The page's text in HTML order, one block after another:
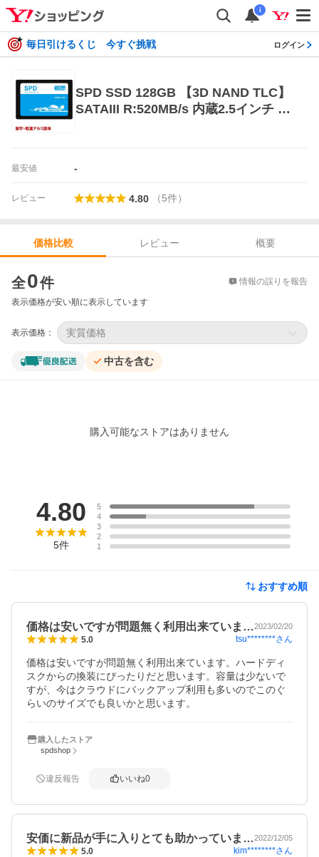
i
毎日引けるくじ 今すぐ挑戦 ログイン
SPD SSD 128GB 【3D NAND TLC】
SATAIII R:520MB/s 内蔵2.5インチ 7
最安値 -
レビュー 4.80 （5件）
価格比較 レビュー
概要
全0件 情報の誤りを報告
表示価格が安い順に表示しています
表示価格： 実質価格
中古を含む
購入可能なストアはありません
4.80
5件
5
4
3
2
1
おすすめ順
価格は安いですが問題無く利用出来ていま…2023/02/20
5.0 tsu********さん
価格は安いですが問題無く利用出来ています。ハードディ
スクからの換装にぴったりだと思います。容量は少ないで
すが、今はクラウドにバックアップ利用も多いのでこのぐ
らいのサイズでも良いかと思います。
購入したストア
spdshop
違反報告 いいね0
安価に新品が手に入りとても助かっていま…2022/12/05
5.0 kim********さん